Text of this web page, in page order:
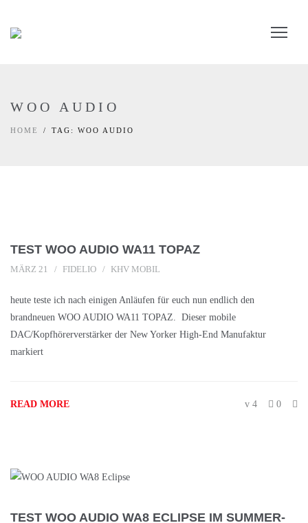
WOO AUDIO
HOME TAG: WOO AUDIO
TEST WOO AUDIO WA11 TOPAZ
MÄRZ 21 FIDELIO KHV MOBIL
heute teste ich nach einigen Anläufen für euch nun endlich den
brandneuen WOO AUDIO WA11 TOPAZ. Dieser mobile
DAC/Kopfhörerverstärker der New Yorker High-End Manufaktur
markiert
READ MORE 4 0
TEST WOO AUDIO WA8 ECLIPSE IM SUMMER-